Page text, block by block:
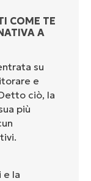
COME TE
A
su
e
ciò, la
più
e la